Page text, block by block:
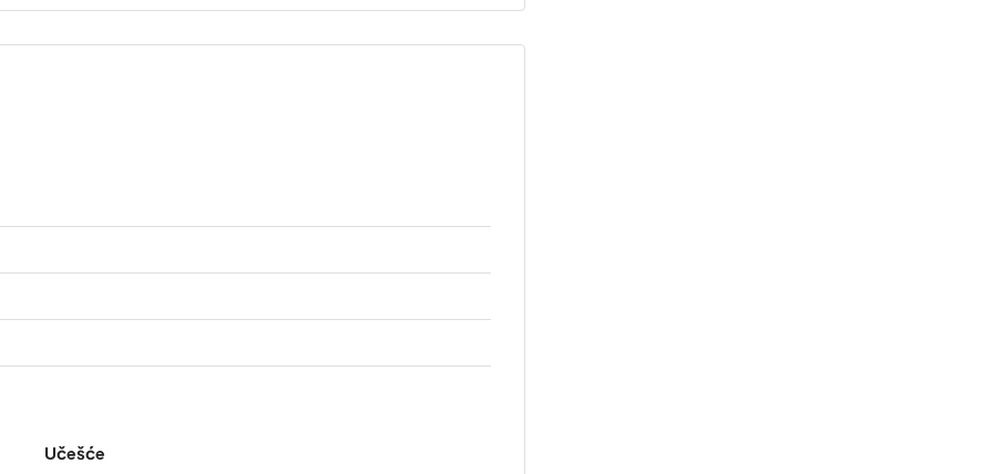
Učešće